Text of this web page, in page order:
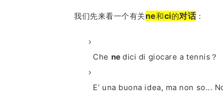
我们先来看一个有关ne和ci的对话：
Che nedici di giocare a tennis？
E‘ una buona idea, ma non so...